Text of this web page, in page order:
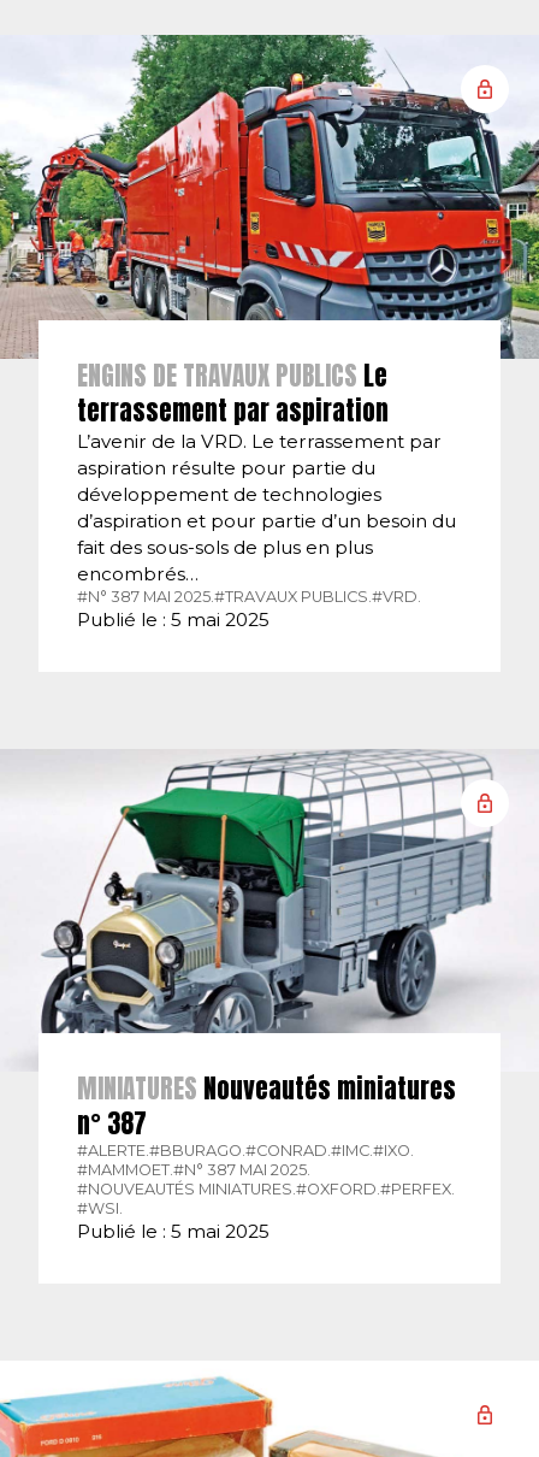
ENGINS DE TRAVAUX PUBLICS Le
terrassement par aspiration
L’avenir de la VRD. Le terrassement par
aspiration résulte pour partie du
développement de technologies
d’aspiration et pour partie d’un besoin du
fait des sous-sols de plus en plus
encombrés…
#N° 387 MAI 2025. #TRAVAUX PUBLICS. #VRD.
Publié le : 5 mai 2025
MINIATURES Nouveautés miniatures
n° 387
#ALERTE.#BBURAGO.#CONRAD.#IMC.#IXO.
#MAMMOET.#N° 387 MAI 2025.
#NOUVEAUTÉS MINIATURES.#OXFORD.#PERFEX.
#WSI.
Publié le : 5 mai 2025